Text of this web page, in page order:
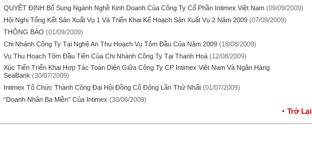
QUYẾT ĐỊNH Bổ Sung Ngành Nghề Kinh Doanh Của Công Ty Cổ Phần Intimex Việt Nam (09/09/2009)
Hội Nghị Tổng Kết Sản Xuất Vụ 1 Và Triển Khai Kế Hoạch Sản Xuất Vụ 2 Năm 2009 (07/09/2009)
THÔNG BÁO (01/09/2009)
Chi Nhánh Công Ty Tại Nghệ An Thu Hoạch Vụ Tôm Đầu Của Năm 2009 (18/08/2009)
Vụ Thu Hoạch Tôm Đầu Tiên Của Chi Nhánh Công Ty Tại Thanh Hoá (12/08/2009)
Xúc Tiến Triển Khai Hợp Tác Toàn Diện Giữa Công Ty CP Intimex Việt Nam Và Ngân Hàng
SeaBank (30/07/2009)
Intimex Tổ Chức Thành Công Đại Hội Đồng Cổ Đông Lần Thứ Nhất (01/07/2009)
“Doanh Nhân Ba Miền” Của Intimex (30/06/2009)
Trở Lại